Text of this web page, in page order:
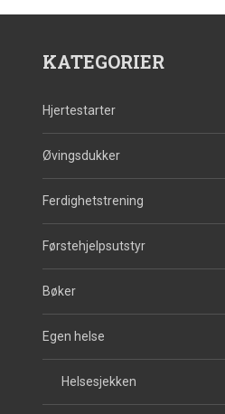
KATEGORIER
Hjertestarter
Øvingsdukker
Ferdighetstrening
Førstehjelpsutstyr
Bøker
Egen helse
Helsesjekken